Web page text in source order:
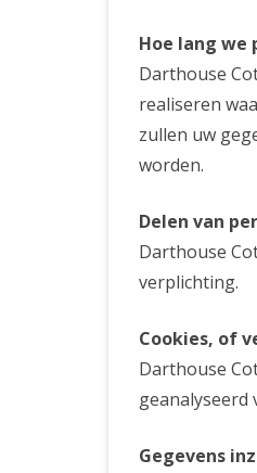
Hoe lang we
Darthouse
realiseren
zullen uw
worden.
Delen van
Darthouse
verplichting.
Cookies, of
Darthouse
geanalyseerd
Gegevens